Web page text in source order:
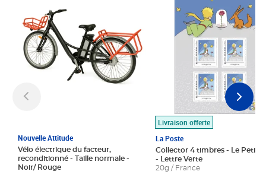
Nouvelle Attitude
Vélo électrique du facteur,
reconditionné - Taille normale -
Noir/ Rouge
Livraison offerte
La Poste
Collector 4 timbres - Le Petit
- Lettre Verte
20g / France